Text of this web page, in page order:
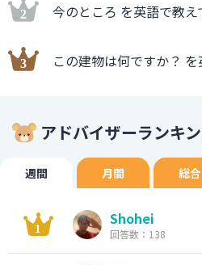
今のところ を英語で教え
この建物は何ですか？
アドバイザーランキ
週間 月間 総合
Shohei
回答数：138